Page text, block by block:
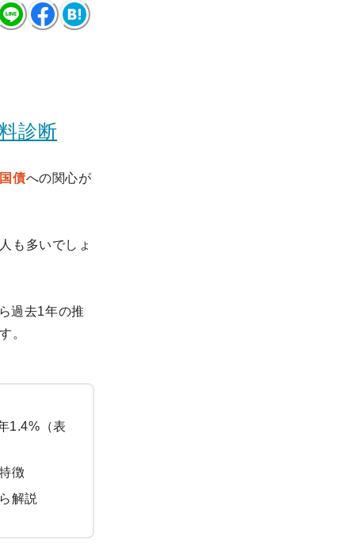
診断
債への関心が
も多いでしょ
過去1年の推
。
1.4%（表
徴
解説